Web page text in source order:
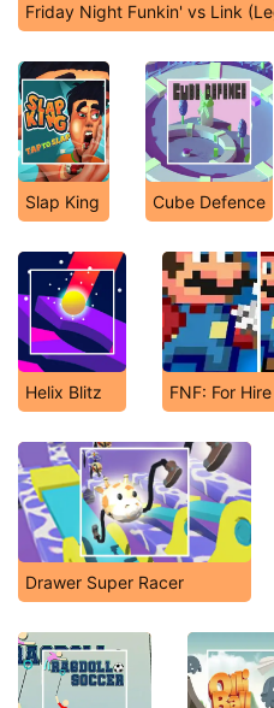
Friday Night Funkin' vs Link
Slap King Cube Defence
Helix Blitz FNF: For
Drawer Super Racer